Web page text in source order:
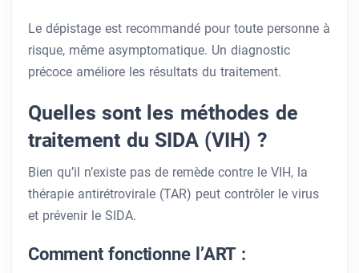
Le dépistage est recommandé pour toute personne à
risque, même asymptomatique. Un diagnostic
précoce améliore les résultats du traitement.
Quelles sont les méthodes de
traitement du SIDA (VIH) ?
Bien qu’il n’existe pas de remède contre le VIH, la
thérapie antirétrovirale (TAR) peut contrôler le virus
et prévenir le SIDA.
Comment fonctionne l’ART :